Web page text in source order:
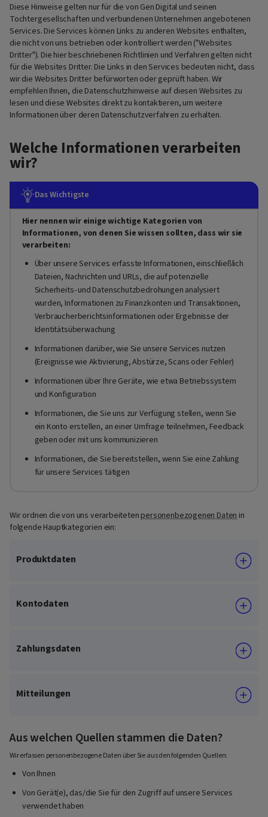
Diese Hinweise gelten nur für die von Gen Digital und seinen
Tochtergesellschaften und verbundenen Unternehmen angebotenen
Services. Die Services können Links zu anderen Websites enthalten,
die nicht von uns betrieben oder kontrolliert werden ("Websites
Dritter"). Die hier beschriebenen Richtlinien und Verfahren gelten nicht
für die Websites Dritter. Die Links in den Services bedeuten nicht, dass
wir die Websites Dritter befürworten oder geprüft haben. Wir
empfehlen Ihnen, die Datenschutzhinweise auf diesen Websites zu
lesen und diese Websites direkt zu kontaktieren, um weitere
Informationen über deren Datenschutzverfahren zu erhalten.
Welche Informationen verarbeiten
wir?
Das Wichtigste
Hier nennen wir einige wichtige Kategorien von
Informationen, von denen Sie wissen sollten, dass wir sie
verarbeiten:
Über unsere Services erfasste Informationen, einschließlich
Dateien, Nachrichten und URLs, die auf potenzielle
Sicherheits- und Datenschutzbedrohungen analysiert
wurden, Informationen zu Finanzkonten und Transaktionen,
Verbraucherberichtsinformationen oder Ergebnisse der
Identitätsüberwachung
Informationen darüber, wie Sie unsere Services nutzen
(Ereignisse wie Aktivierung, Abstürze, Scans oder Fehler)
Informationen über Ihre Geräte, wie etwa Betriebssystem
und Konfiguration
Informationen, die Sie uns zur Verfügung stellen, wenn Sie
ein Konto erstellen, an einer Umfrage teilnehmen, Feedback
geben oder mit uns kommunizieren
Informationen, die Sie bereitstellen, wenn Sie eine Zahlung
für unsere Services tätigen
Wir ordnen die von uns verarbeiteten personenbezogenen Daten in
folgende Hauptkategorien ein:
Produktdaten
Kontodaten
Zahlungsdaten
Mitteilungen
Aus welchen Quellen stammen die Daten?
Wir erfassen personenbezogene Daten über Sie aus den folgenden Quellen:
Von Ihnen
Von Gerät(e), das/die Sie für den Zugriff auf unsere Services
verwendet haben